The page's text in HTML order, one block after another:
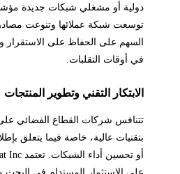
دولية أو مشغلي شبكات جديدة مؤشرًا
توسعت شبكة عملائها وتنوعت
السهم على الحفاظ على الاستقرار
في أوقات التقلبات.
الابتكار التقني وتطوير المنتجات
تتنافس شركات القطاع الفضائي
بتقنيات عالية، خاصة فيما يتعلق